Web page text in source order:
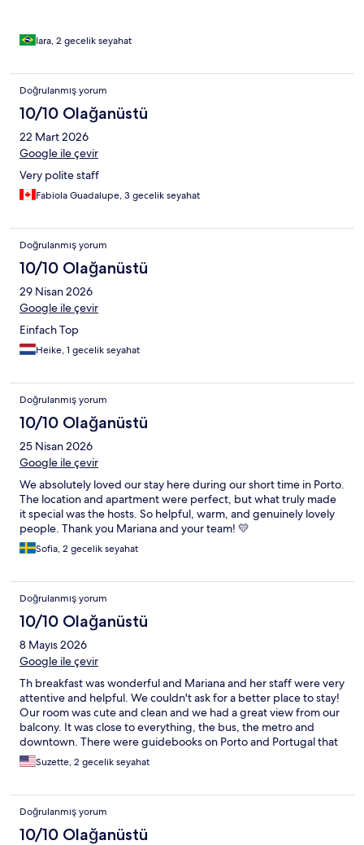
Iara, 2 gecelik seyahat
Doğrulanmış yorum
10/10 Olağanüstü
22 Mart 2026
Google ile çevir
Very polite staff
Fabiola Guadalupe, 3 gecelik seyahat
Doğrulanmış yorum
10/10 Olağanüstü
29 Nisan 2026
Google ile çevir
Einfach Top
Heike, 1 gecelik seyahat
Doğrulanmış yorum
10/10 Olağanüstü
25 Nisan 2026
Google ile çevir
We absolutely loved our stay here during our short time in Porto.
The location and apartment were perfect, but what truly made
it special was the hosts. So helpful, warm, and genuinely lovely
people. Thank you Mariana and your team! 💛
Sofia, 2 gecelik seyahat
Doğrulanmış yorum
10/10 Olağanüstü
8 Mayıs 2026
Google ile çevir
Th breakfast was wonderful and Mariana and her staff were very
attentive and helpful. We couldn't ask for a better place to stay!
Our room was cute and clean and we had a great view from our
balcony. It was close to everything, the bus, the metro and
downtown. There were guidebooks on Porto and Portugal that
you could look at as well. We highly recommend this place! If we
return to Porto this is where we wan to stay. Just an overall great
Suzette, 2 gecelik seyahat
Doğrulanmış yorum
10/10 Olağanüstü